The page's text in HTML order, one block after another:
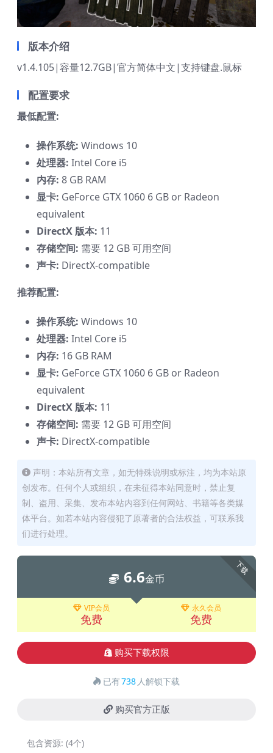
版本介绍
v1.4.105|容量12.7GB|官方简体中文|支持键盘.鼠标
配置要求
最低配置:
操作系统: Windows 10
处理器: Intel Core i5
内存: 8 GB RAM
显卡: GeForce GTX 1060 6 GB or Radeon
equivalent
DirectX 版本: 11
存储空间: 需要 12 GB 可用空间
声卡: DirectX-compatible
推荐配置:
操作系统: Windows 10
处理器: Intel Core i5
内存: 16 GB RAM
显卡: GeForce GTX 1060 6 GB or Radeon
equivalent
DirectX 版本: 11
存储空间: 需要 12 GB 可用空间
声卡: DirectX-compatible
声明：本站所有文章，如无特殊说明或标注，均为本站原
创发布。任何个人或组织，在未征得本站同意时，禁止复
制、盗用、采集、发布本站内容到任何网站、书籍等各类媒
体平台。如若本站内容侵犯了原著者的合法权益，可联系我
们进行处理。
下载
6.6金币
VIP会员
免费
永久会员
免费
购买下载权限
已有738 人解锁下载
购买官方正版
包含资源: (4个)